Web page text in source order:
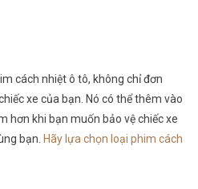
cách nhiệt ô tô, không chỉ đơn
xe của bạn. Nó có thể thêm vào
hơn khi bạn muốn bảo vệ chiếc xe
bạn. Hãy lựa chọn loại phim cách